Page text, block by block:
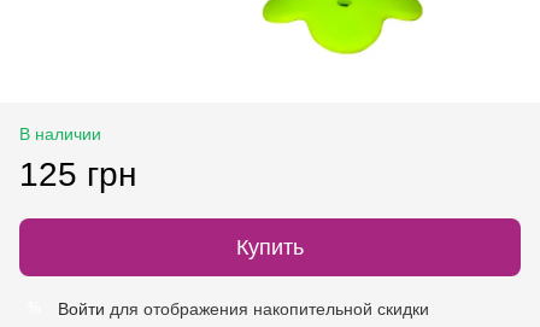
В наличии
125 грн
Купить
Войти для отображения накопительной скидки